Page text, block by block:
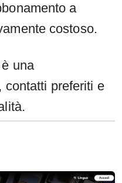
a
costoso.
una
contatti preferiti e